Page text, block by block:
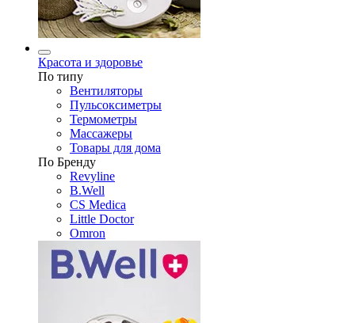
Красота и здоровье
По типу
Вентиляторы
Пульсоксиметры
Термометры
Массажеры
Товары для дома
По Бренду
Revyline
B.Well
CS Medica
Little Doctor
Omron